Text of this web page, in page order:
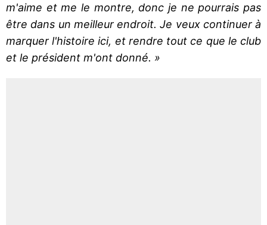
m'aime et me le montre, donc je ne pourrais pas
être dans un meilleur endroit. Je veux continuer à
marquer l'histoire ici, et rendre tout ce que le club
et le président m'ont donné. »